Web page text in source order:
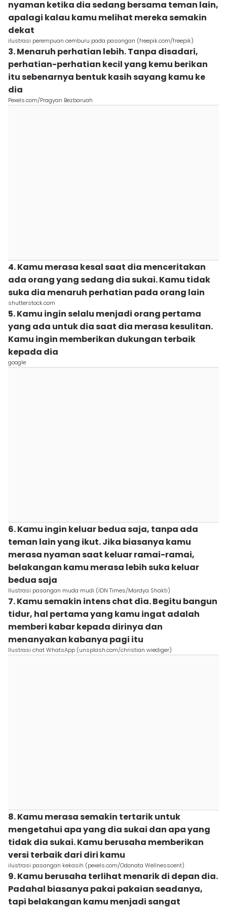
nyaman ketika dia sedang bersama teman lain,
apalagi kalau kamu melihat mereka semakin
dekat
ilustrasi perempuan cemburu pada pasangan (freepik.com/freepik)
3. Menaruh perhatian lebih. Tanpa disadari,
perhatian-perhatian kecil yang kemu berikan
itu sebenarnya bentuk kasih sayang kamu ke
dia
Pexels.com/Pragyan Bezbaruah
4. Kamu merasa kesal saat dia menceritakan
ada orang yang sedang dia sukai. Kamu tidak
suka dia menaruh perhatian pada orang lain
shutterstock.com
5. Kamu ingin selalu menjadi orang pertama
yang ada untuk dia saat dia merasa kesulitan.
Kamu ingin memberikan dukungan terbaik
kepada dia
google
6. Kamu ingin keluar bedua saja, tanpa ada
teman lain yang ikut. Jika biasanya kamu
merasa nyaman saat keluar ramai-ramai,
belakangan kamu merasa lebih suka keluar
bedua saja
Ilustrasi pasangan muda mudi (IDN Times/Mardya Shakti)
7. Kamu semakin intens chat dia. Begitu bangun
tidur, hal pertama yang kamu ingat adalah
memberi kabar kepada dirinya dan
menanyakan kabanya pagi itu
Ilustrasi chat WhatsApp (unsplash.com/christian wiediger)
8. Kamu merasa semakin tertarik untuk
mengetahui apa yang dia sukai dan apa yang
tidak dia sukai. Kamu berusaha memberikan
versi terbaik dari diri kamu
ilustrasi pasangan kekasih (pexels.com/Odonata Wellnesscent)
9. Kamu berusaha terlihat menarik di depan dia.
Padahal biasanya pakai pakaian seadanya,
tapi belakangan kamu menjadi sangat